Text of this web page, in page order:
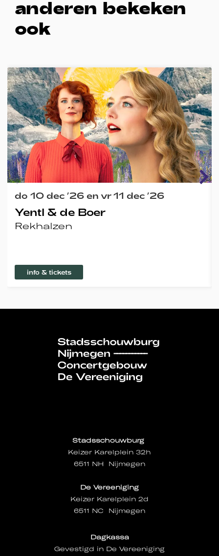
anderen bekeken
ook
Yentl & de Boer
Rekhalzen
do 10 dec ’26 en vr 11 dec ’26
info & tickets
Stadsschouwburg
Keizer Karelplein 32h
6511 NH Nijmegen
De Vereeniging
Keizer Karelplein 2d
6511 NC Nijmegen
Dagkassa
Gevestigd in De Vereeniging